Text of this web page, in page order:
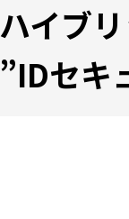
ハイブ
”IDセキ